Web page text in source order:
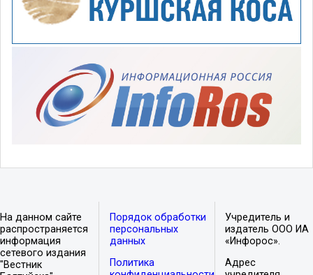
На данном сайте
распространяется
информация
сетевого издания
"Вестник
Порядок обработки
персональных
данных
Политика
Учредитель и
издатель ООО ИА
«Инфорос».
Адрес